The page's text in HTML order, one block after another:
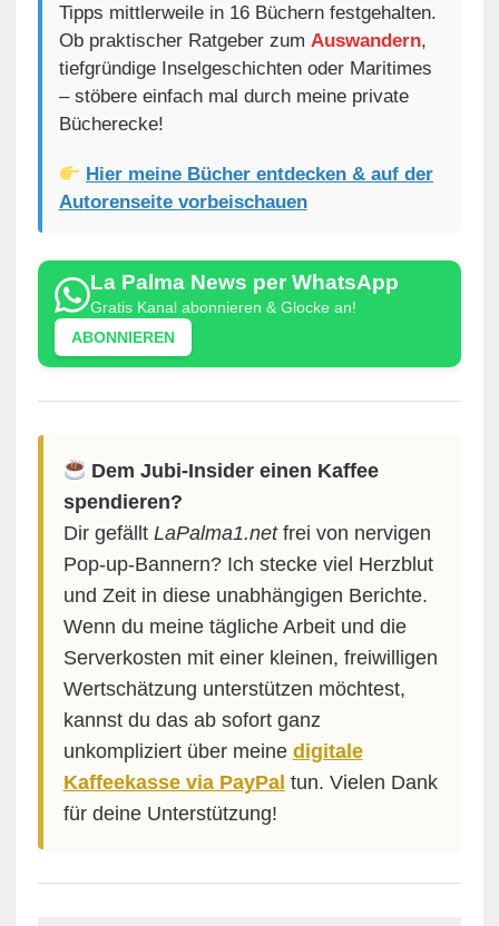
Tipps mittlerweile in 16 Büchern festgehalten.
Ob praktischer Ratgeber zum Auswandern,
tiefgründige Inselgeschichten oder Maritimes
– stöbere einfach mal durch meine private
Bücherecke!
Hier meine Bücher entdecken & auf der
Autorenseite vorbeischauen
La Palma News per WhatsApp
Gratis Kanal abonnieren & Glocke an!
ABONNIEREN
Dem Jubi-Insider einen Kaffee
spendieren?
Dir gefällt LaPalma1.netfrei von nervigen
Pop-up-Bannern? Ich stecke viel Herzblut
und Zeit in diese unabhängigen Berichte.
Wenn du meine tägliche Arbeit und die
Serverkosten mit einer kleinen, freiwilligen
Wertschätzung unterstützen möchtest,
kannst du das ab sofort ganz
unkompliziert über meine digitale
Kaffeekasse via PayPal tun. Vielen Dank
für deine Unterstützung!